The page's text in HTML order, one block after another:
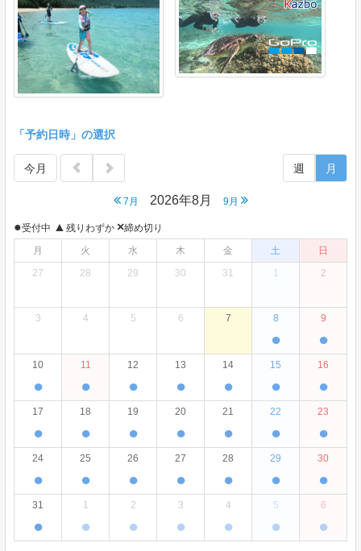
「予約日時」の選択
今月
7月 2026年8月 9月
週 月
●受付中 ▲ 残りわずか ×締め切り
月
火 水 木 金 土
日
27
28 29 30 31 1 2
3 4 5 6 7 8
●
9
●
10
●
11
●
12
●
13
●
14
●
15
●
16
●
17
●
18
●
19
●
20
●
21
●
22
●
23
●
24
●
25
●
26
●
27
●
28
●
29
●
30
●
31
●
1
●
2
●
3
●
4
●
5
●
6
●